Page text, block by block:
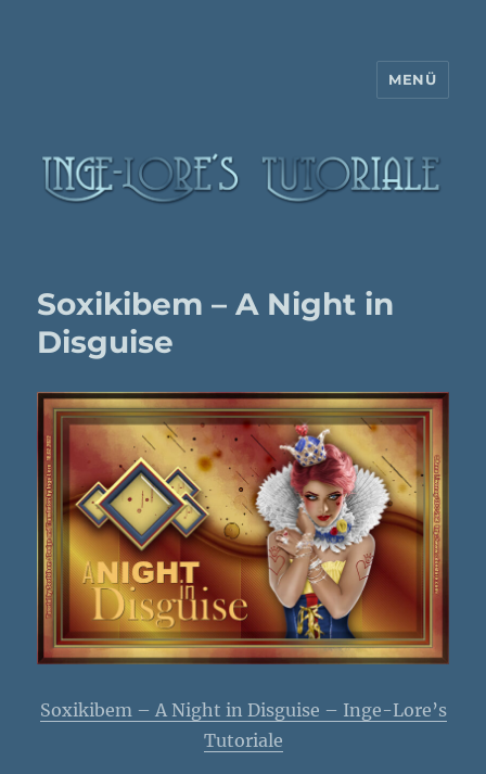
MENÜ
Soxikibem – A Night in
Disguise
Soxikibem – A Night in Disguise – Inge-Lore’s
Tutoriale